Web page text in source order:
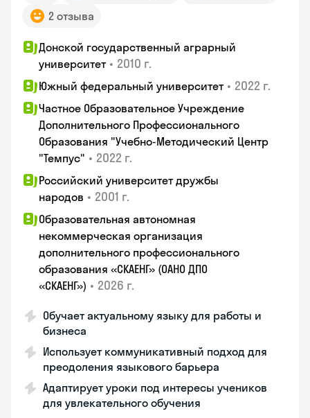
2 отзыва
Донской государственный аграрный
университет • 2010 г.
Южный федеральный университет • 2022 г.
Частное Образовательное Учреждение
Дополнительного Профессионального
Образования "Учебно-Методический Центр
"Темпус" • 2022 г.
Российский университет дружбы
народов • 2001 г.
Образовательная автономная
некоммерческая организация
дополнительного профессионального
образования «СКАЕНГ» (ОАНО ДПО
«СКАЕНГ») • 2026 г.
Обучает актуальному языку для работы и
бизнеса
Использует коммуникативный подход для
преодоления языкового барьера
Адаптирует уроки под интересы учеников
для увлекательного обучения